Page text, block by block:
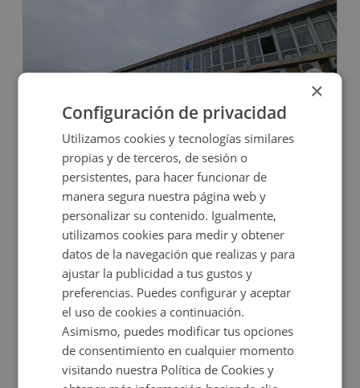
Oficina en venta en CERVANTES, 51
Impuestos no incluidos
42.800€
62,7m2
×
Configuración de privacidad
Utilizamos cookies y tecnologías similares
propias y de terceros, de sesión o
persistentes, para hacer funcionar de
manera segura nuestra página web y
personalizar su contenido. Igualmente,
utilizamos cookies para medir y obtener
datos de la navegación que realizas y para
ajustar la publicidad a tus gustos y
preferencias. Puedes configurar y aceptar
el uso de cookies a continuación.
Asimismo, puedes modificar tus opciones
de consentimiento en cualquier momento
visitando nuestra Política de Cookies y